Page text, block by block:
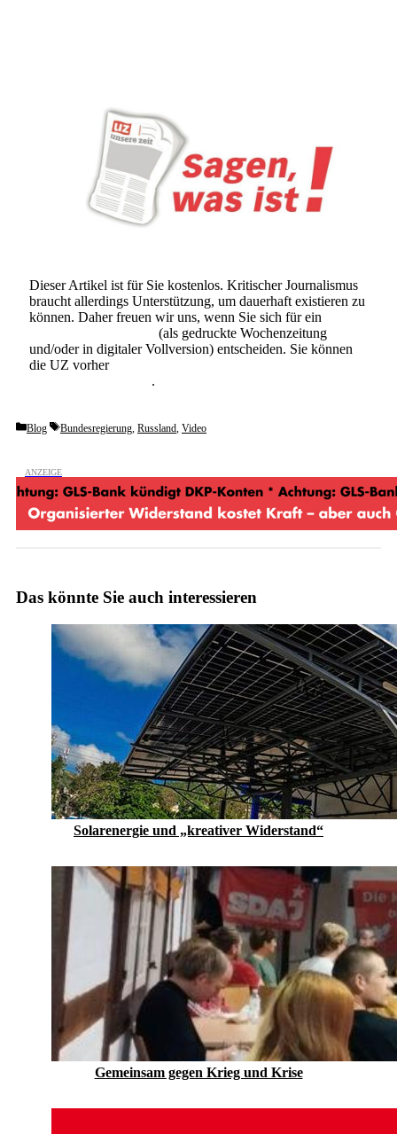
Dieser Artikel ist für Sie kostenlos. Kritischer Journalismus
braucht allerdings Unterstützung, um dauerhaft existieren zu
können. Daher freuen wir uns, wenn Sie sich für ein
(als gedruckte Wochenzeitung
und/oder in digitaler Vollversion) entscheiden. Sie können
die UZ vorher
.
Categories
Blog Tags
Bundesregierung, Russland, Video
Das könnte Sie auch interessieren
Solarenergie und „kreativer Widerstand“
Gemeinsam gegen Krieg und Krise